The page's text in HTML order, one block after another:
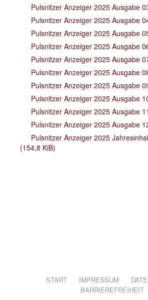
Pulsnitzer Anzeiger 2025 Ausgabe
Pulsnitzer Anzeiger 2025 Ausgabe
Pulsnitzer Anzeiger 2025 Ausgabe
Pulsnitzer Anzeiger 2025 Ausgabe
Pulsnitzer Anzeiger 2025 Ausgabe
Pulsnitzer Anzeiger 2025 Ausgabe
Pulsnitzer Anzeiger 2025 Ausgabe
Pulsnitzer Anzeiger 2025 Ausgabe
Pulsnitzer Anzeiger 2025 Ausgabe 11
Pulsnitzer Anzeiger 2025 Ausgabe
Pulsnitzer Anzeiger 2025
(154,8 KiB)
START IMPRESSUM
BARRIEREFREIHEIT